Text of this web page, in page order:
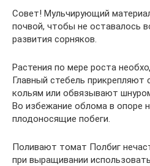
Совет! Мульчирующий
почвой, чтобы не оставалось
развития сорняков.
Растения по мере роста
Главный стебель прикрепляют
кольям или обвязывают
Во избежание облома в опоре
плодоносящие побеги.
Поливают томат Полбиг
при выращивании